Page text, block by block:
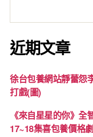
近期文章
徐台包養網站靜蕾怨
打戲(圖)
《來自星星的你》
17~18集喜包養價格